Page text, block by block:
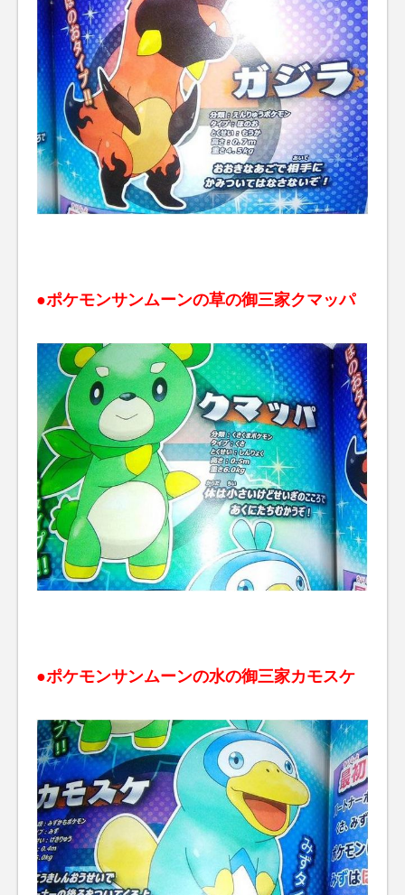
●ポケモンサンムーンの草の御三家クマッパ
●ポケモンサンムーンの水の御三家カモスケ